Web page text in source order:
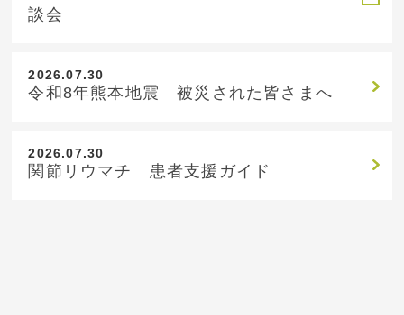
談会
2026.07.30
令和8年熊本地震 被災された皆さまへ
2026.07.30
関節リウマチ 患者支援ガイド